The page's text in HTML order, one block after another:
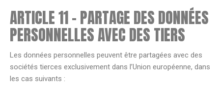
ARTICLE 11 – PARTAGE DES DONNÉES
PERSONNELLES AVEC DES TIERS
Les données personnelles peuvent être partagées avec des
sociétés tierces exclusivement dans l’Union européenne, dans
les cas suivants :